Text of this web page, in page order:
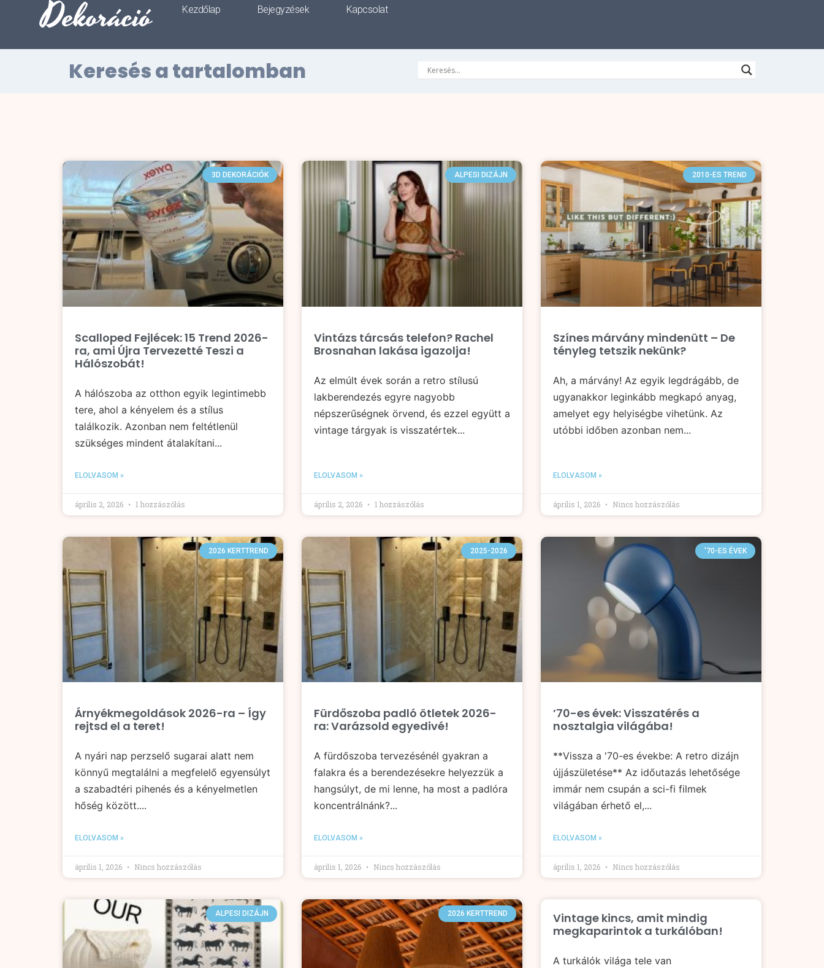
Dekoráció Kezdőlap Bejegyzések Kapcsolat
Keresés a tartalomban
3D DEKORÁCIÓK
Scalloped Fejlécek: 15 Trend 2026-
ra, ami Újra Tervezetté Teszi a
Hálószobát!
A hálószoba az otthon egyik legintimebb
tere, ahol a kényelem és a stílus
találkozik. Azonban nem feltétlenül
szükséges mindent átalakítani...
ELOLVASOM »
április 2, 2026 1 hozzászólás
ALPESI DIZÁJN
Vintázs tárcsás telefon? Rachel
Brosnahan lakása igazolja!
Az elmúlt évek során a retro stílusú
lakberendezés egyre nagyobb
népszerűségnek örvend, és ezzel együtt a
vintage tárgyak is visszatértek...
ELOLVASOM »
április 2, 2026 1 hozzászólás
2010-ES TREND
Színes márvány mindenütt – De
tényleg tetszik nekünk?
Ah, a márvány! Az egyik legdrágább, de
ugyanakkor leginkább megkapó anyag,
amelyet egy helyiségbe vihetünk. Az
utóbbi időben azonban nem...
ELOLVASOM »
április 1, 2026 Nincs hozzászólás
2026 KERTTREND
Árnyékmegoldások 2026-ra – Így
rejtsd el a teret!
A nyári nap perzselő sugarai alatt nem
könnyű megtalálni a megfelelő egyensúlyt
a szabadtéri pihenés és a kényelmetlen
hőség között....
ELOLVASOM »
április 1, 2026 Nincs hozzászólás
2025-2026
Fürdőszoba padló ötletek 2026-
ra: Varázsold egyedivé!
A fürdőszoba tervezésénél gyakran a
falakra és a berendezésekre helyezzük a
hangsúlyt, de mi lenne, ha most a padlóra
koncentrálnánk?...
ELOLVASOM »
április 1, 2026 Nincs hozzászólás
'70-ES ÉVEK
’70-es évek: Visszatérés a
nosztalgia világába!
**Vissza a '70-es évekbe: A retro dizájn
újjászületése** Az időutazás lehetősége
immár nem csupán a sci-fi filmek
világában érhető el,...
ELOLVASOM »
április 1, 2026 Nincs hozzászólás
ALPESI DIZÁJN 2026 KERTTREND
Vintage kincs, amit mindig
megkaparintok a turkálóban!
A turkálók világa tele van